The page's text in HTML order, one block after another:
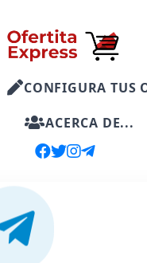
CONFIGURA TUS
ACERCA DE...